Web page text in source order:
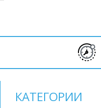
КАТЕГОРИИ